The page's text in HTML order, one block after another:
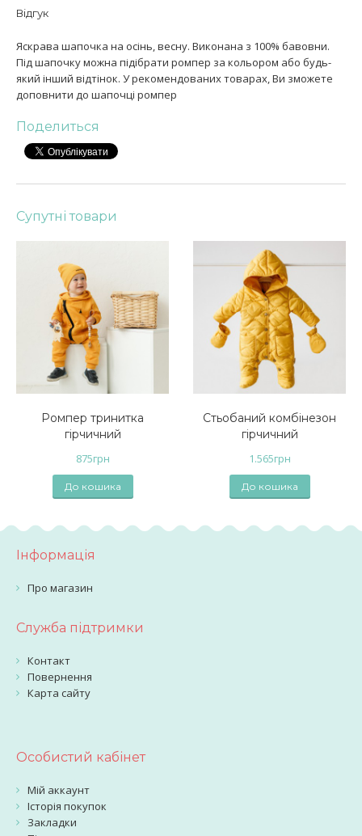
Відгук
Яскрава шапочка на осінь, весну. Виконана з 100% бавовни.
Під шапочку можна підібрати ромпер за кольором або будь-
який інший відтінок. У рекомендованих товарах, Ви зможете
доповнити до шапочці ромпер
Поделиться
Супутні товари
Ромпер тринитка
гірчичний
875грн
До кошика
Стьобаний комбінезон
гірчичний
1.565грн
До кошика
Інформація
Про магазин
Служба підтримки
Контакт
Повернення
Карта сайту
Особистий кабінет
Мій аккаунт
Історія покупок
Закладки